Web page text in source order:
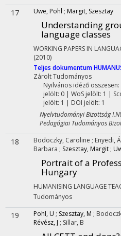
17 Uwe, Pohl ; Margit, Szesztay
Understanding
language classes
WORKING PAPERS IN
(2010)
Teljes dokumentum
ZároltTudományos
Nyilvános idéző összesen:
jelölt: 0 | WoS jelölt: 1 |
jelölt: 1 | DOI jelölt: 1
Nyelvtudományi Bizottság
Pedagógiai Tudományos
18 Bodoczky, Caroline ; Enyedi,
Barbara ; Szesztay, Margit ;
Portrait of a
Hungary
HUMANISING LANGUAGE
Tudományos
19 Pohl, U ; Szesztay, M ;
Révész, J ; Sillar, B